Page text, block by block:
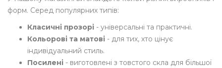
форм. Серед популярних типів:
Класичні прозорі - універсальні та практичні.
Кольорові та матові - для тих, хто цінує
індивідуальний стиль.
Посилені - виготовлені з товстого скла для більшої